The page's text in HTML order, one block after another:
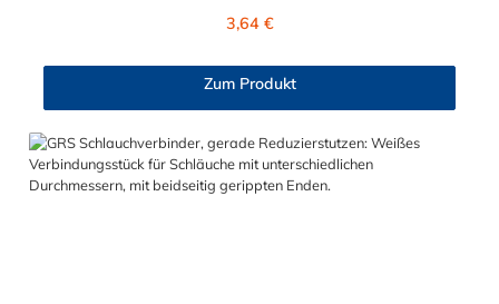
Transportleitungen von Wasser, Luft, Öl oder Kraftstoff. Der
einen sicheren Halt des Schlauches. Gegebenenfalls kann eine
zusätzliche Sicherung der drei Verbindungsstellen durch eine
Schlauchschelle erforderlich sein. Sie erhalten diesen T-
Schlauchverbinder für 5mm, 6mm (1/4"), 8mm (5/16"), 9mm
(3/8"), 13mm (1/2"), 16mm (5/8"), 19mm (3/4") und 25mm (1")
Schlauchinnendurchmesser.
Regulärer Preis:
3,64 €
Zum Produkt